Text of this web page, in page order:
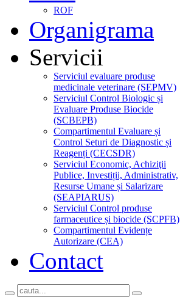
ROF
Organigrama
Servicii
Serviciul evaluare produse
medicinale veterinare (SEPMV)
Serviciul Control Biologic și
Evaluare Produse Biocide
(SCBEPB)
Compartimentul Evaluare și
Control Seturi de Diagnostic și
Reagenți (CECSDR)
Serviciul Economic, Achiziţii
Publice, Investiții, Administrativ,
Resurse Umane și Salarizare
(SEAPIARUS)
Serviciul Control produse
farmaceutice și biocide (SCPFB)
Compartimentul Evidențe
Autorizare (CEA)
Contact